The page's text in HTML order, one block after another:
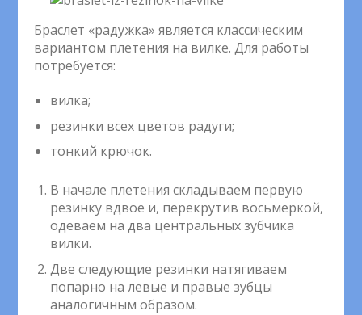
Браслет «радужка» является классическим
вариантом плетения на вилке. Для работы
потребуется:
вилка;
резинки всех цветов радуги;
тонкий крючок.
В начале плетения складываем первую
резинку вдвое и, перекрутив восьмеркой,
одеваем на два центральных зубчика
вилки.
Две следующие резинки натягиваем
попарно на левые и правые зубцы
аналогичным образом.